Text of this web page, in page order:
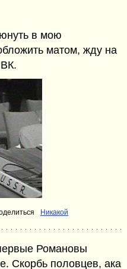
в мою
матом, жду на
Никакой
Романовы
Скорбь половцев, ака